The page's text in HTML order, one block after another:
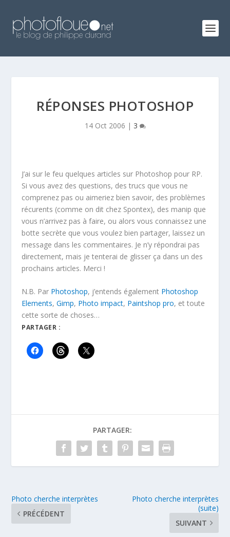
RÉPONSES PHOTOSHOP
14 Oct 2006 | 3
J’ai sur le feu quelques articles sur Photoshop pour RP.
Si vous avez des questions, des trucs que vous ne
comprenez pas ou aimeriez bien savoir, des problèmes
récurents (comme on dit chez Spontex), des manip que
vous n’arrivez pas à faire, ou alors vous connaissez une
botte secrète que vous voulez bien partager, laissez un
message dans les commentaires. Je n’y répondrai pas
directement, mais je tenterai de glisser ça dans un des
prochains articles. Merci !
N.B. Par Photoshop, j’entends également Photoshop
Elements,Gimp, Photo impact, Paintshop pro, et toute
cette sorte de choses…
PARTAGER :
PARTAGER:
Photo cherche interprètes
PRÉCÉDENT
Photo cherche interprètes
(suite)
SUIVANT